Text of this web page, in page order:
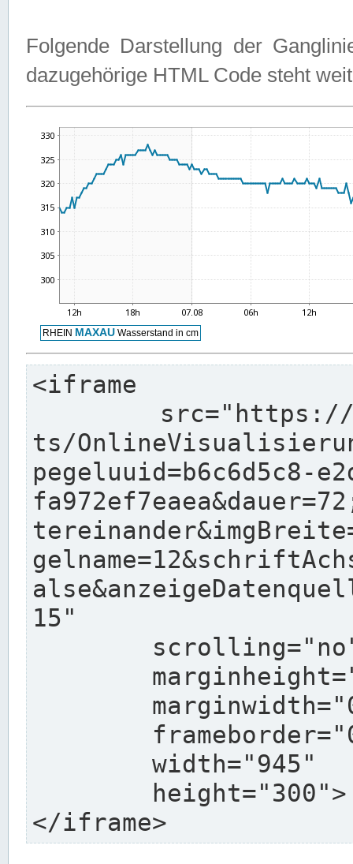
Folgende Darstellung der
dazugehörige HTML Code steht
<iframe
ts/
pegeluuid=b6c6d5c8-
15"
</iframe>